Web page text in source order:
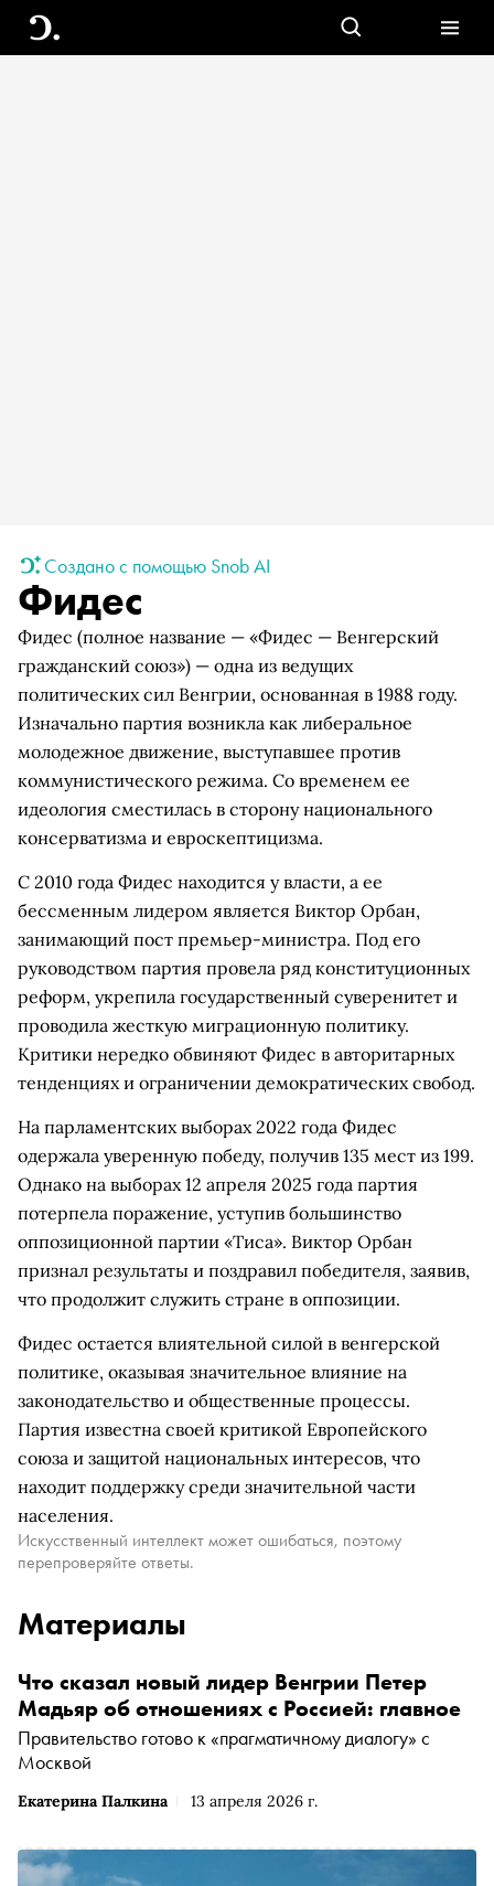
Создано с помощью Snob AI
Фидес
Фидес (полное название — «Фидес — Венгерский
гражданский союз») — одна из ведущих
политических сил Венгрии, основанная в 1988 году.
Изначально партия возникла как либеральное
молодежное движение, выступавшее против
коммунистического режима. Со временем ее
идеология сместилась в сторону национального
консерватизма и евроскептицизма.
С 2010 года Фидес находится у власти, а ее
бессменным лидером является Виктор Орбан,
занимающий пост премьер-министра. Под его
руководством партия провела ряд конституционных
реформ, укрепила государственный суверенитет и
проводила жесткую миграционную политику.
Критики нередко обвиняют Фидес в авторитарных
тенденциях и ограничении демократических свобод.
На парламентских выборах 2022 года Фидес
одержала уверенную победу, получив 135 мест из 199.
Однако на выборах 12 апреля 2025 года партия
потерпела поражение, уступив большинство
оппозиционной партии «Тиса». Виктор Орбан
признал результаты и поздравил победителя, заявив,
что продолжит служить стране в оппозиции.
Фидес остается влиятельной силой в венгерской
политике, оказывая значительное влияние на
законодательство и общественные процессы.
Партия известна своей критикой Европейского
союза и защитой национальных интересов, что
находит поддержку среди значительной части
населения.
Искусственный интеллект может ошибаться, поэтому
перепроверяйте ответы.
Материалы
Екатерина Палкина 13 апреля 2026 г.
Что сказал новый лидер Венгрии Петер
Мадьяр об отношениях с Россией: главное
Правительство готово к «прагматичному диалогу» с
Москвой